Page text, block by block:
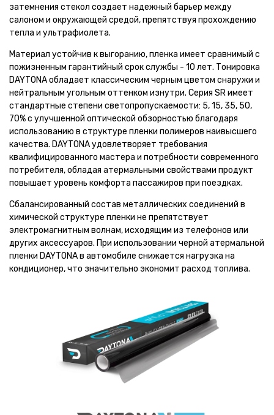
затемнения стекол создает надежный барьер между
салоном и окружающей средой, препятствуя прохождению
тепла и ультрафиолета.
Материал устойчив к выгоранию, пленка имеет сравнимый с
пожизненным гарантийный срок службы - 10 лет. Тонировка
DAYTONA обладает классическим черным цветом снаружи и
нейтральным угольным оттенком изнутри. Серия SR имеет
стандартные степени светопропускаемости: 5, 15, 35, 50,
70% с улучшенной оптической обзорностью благодаря
использованию в структуре пленки полимеров наивысшего
качества. DAYTONA удовлетворяет требования
квалифицированного мастера и потребности современного
потребителя, обладая атермальными свойствами продукт
повышает уровень комфорта пассажиров при поездках.
Сбалансированный состав металлических соединений в
химической структуре пленки не препятствует
электромагнитным волнам, исходящим из телефонов или
других аксессуаров. При использовании черной атермальной
пленки DAYTONA в автомобиле снижается нагрузка на
кондиционер, что значительно экономит расход топлива.